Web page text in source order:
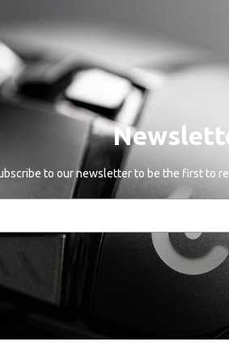
to our newsletter to be the first to